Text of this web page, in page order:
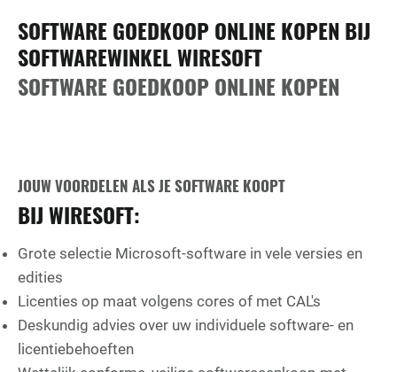
SOFTWARE GOEDKOOP ONLINE KOPEN BIJ
SOFTWAREWINKEL WIRESOFT
SOFTWARE GOEDKOOP ONLINE KOPEN
JOUW VOORDELEN ALS JE SOFTWARE KOOPT
BIJ WIRESOFT:
Grote selectie Microsoft-software in vele versies en
edities
Licenties op maat volgens cores of met CAL's
Deskundig advies over uw individuele software- en
licentiebehoeften